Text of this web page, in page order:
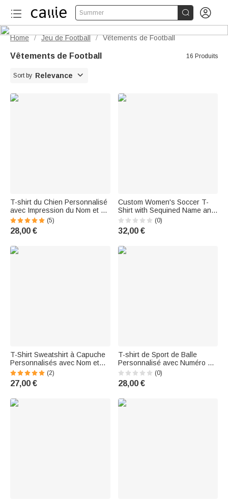
Summer  
Home / Jeu de Football / Vêtements de Football
Vêtements de Football 16 Produits
Sort by Relevance 
T-shirt du Chien Personnalisé
avec Impression du Nom et du
Numéro Cadeau pour les
Amoureux des Chiens
(5)
28,00 €
Custom Women's Soccer T-
Shirt with Sequined Name and
Number—Birthday Gift for a
Soccer Fan
(0)
32,00 €
T-Shirt Sweatshirt à Capuche
Personnalisés avec Nom et
Motif de Football Cadeau
Anniversaire Noël pour Famille
Ami Amoureux de Sport
(2)
27,00 €
T-shirt de Sport de Balle
Personnalisé avec Numéro en
Cœur Cadeau pour les
Amateurs de Sport
(0)
28,00 €